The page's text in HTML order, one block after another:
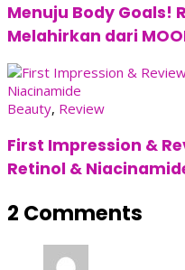
Menuju Body Goals!
Melahirkan dari
Beauty, Review
First Impression &
Retinol &
2 Comments